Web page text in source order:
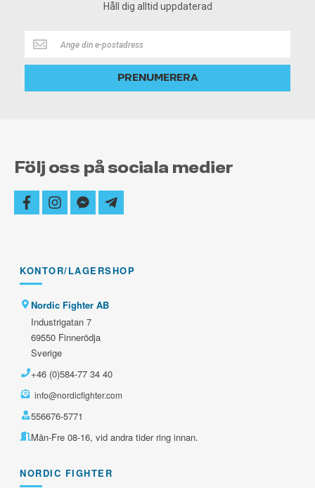
Håll dig alltid uppdaterad
Håll
dig
alltid
PRENUMERERA
Följ oss på sociala medier
facebookinstagram
facebook-
messenger
telegram-
plane
KONTOR/LAGERSHOP
Nordic Fighter AB
Industrigatan 7
69550 Finnerödja
Sverige
+46 (0)584-77 34 40
info@nordicfighter.com
556676-5771
Mån-Fre 08-16, vid andra tider ring innan.
NORDIC FIGHTER